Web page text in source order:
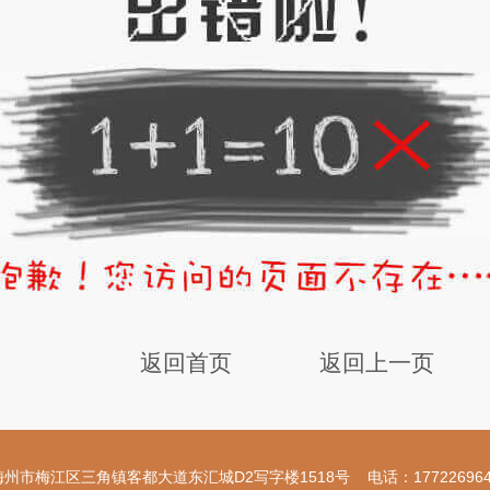
返回首页 返回上一页
州市梅江区三角镇客都大道东汇城D2写字楼1518号 电话：